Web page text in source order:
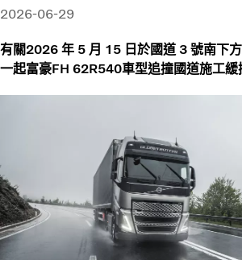
新聞與媒體
查找經銷商
聯絡我們
2026-06-29
有關2026 年 5 月 15 日於國道 3 號南下
一起富豪FH 62R540車型追撞國道施工緩